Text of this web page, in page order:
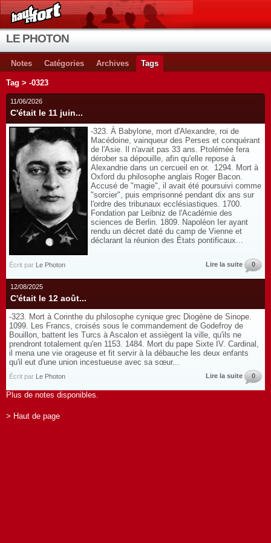
LE PHOTON
Notes Catégories Archives Tags
Tag > -0323
11/06/2026
C'était le 11 juin...
-323. À Babylone, mort d'Alexandre, roi de
Macédoine, vainqueur des Perses et conquérant
de l'Asie. Il n'avait pas 33 ans. Ptolémée fera
dérober sa dépouille, afin qu'elle repose à
Alexandrie dans un cercueil en or. 1294. Mort à
Oxford du philosophe anglais Roger Bacon.
Accusé de "magie", il avait été poursuivi comme
"sorcier", puis emprisonné pendant dix ans sur
l'ordre des tribunaux ecclésiastiques. 1700.
Fondation par Leibniz de l'Académie des
sciences de Berlin. 1809. Napoléon Ier ayant
rendu un décret daté du camp de Vienne et
déclarant la réunion des États pontificaux...
Écrit par Le Photon Lire la suite 0
12/08/2025
C'était le 12 août...
-323. Mort à Corinthe du philosophe cynique grec Diogène de Sinope.
1099. Les Francs, croisés sous le commandement de Godefroy de
Bouillon, battent les Turcs à Ascalon et assiègent la ville, qu'ils ne
prendront totalement qu'en 1153. 1484. Mort du pape Sixte IV. Cardinal,
il mena une vie orageuse et fit servir à la débauche les deux enfants
qu'il eut d'une union incestueuse avec sa sœur...
Écrit par Le Photon Lire la suite 0
Plus de notes disponibles.
> Haut de page